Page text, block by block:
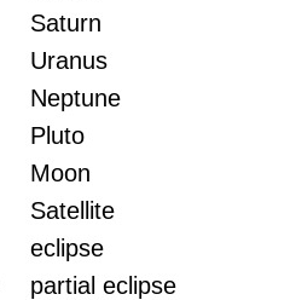
Saturn
Uranus
Neptune
Pluto
Moon
Satellite
eclipse
partial eclipse